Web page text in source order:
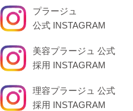
プラージュ
公式 INSTAGRAM
美容プラージュ 公式
採用 INSTAGRAM
理容プラージュ 公式
採用 INSTAGRAM